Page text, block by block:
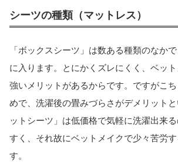
シーツの種類（マットレス）
「ボックスシーツ」は数ある種類のなか
に入ります。とにかくズレにくく、ベッ
強いメリットがあるからです。ですがこ
めで、洗濯後の畳みづらさがデメリット
ットシーツ」は低価格で気軽に洗濯出来
すく、それ故にベットメイクで少々苦労
す。